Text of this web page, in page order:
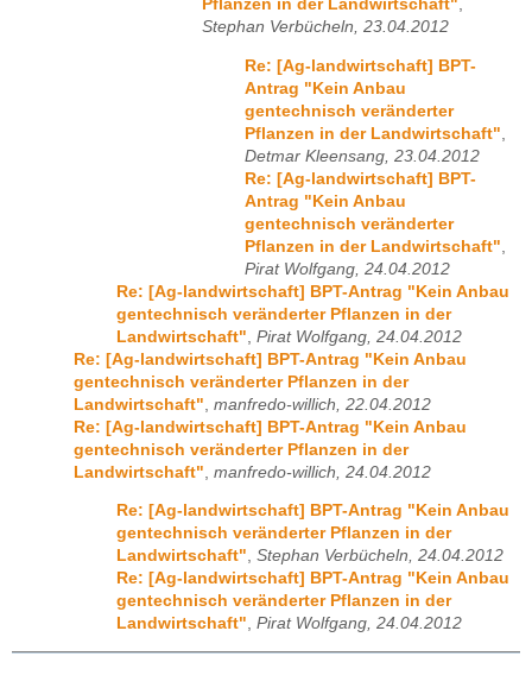
Pflanzen in der Landwirtschaft",
Stephan Verbücheln, 23.04.2012
Re: [Ag-landwirtschaft] BPT-
Antrag "Kein Anbau
gentechnisch veränderter
Pflanzen in der Landwirtschaft"
Detmar Kleensang, 23.04.2012
Re: [Ag-landwirtschaft] BPT-
Antrag "Kein Anbau
gentechnisch veränderter
Pflanzen in der Landwirtschaft"
Pirat Wolfgang, 24.04.2012
Re: [Ag-landwirtschaft] BPT-Antrag "Kein Anbau
gentechnisch veränderter Pflanzen in der
Landwirtschaft" Pirat Wolfgang, 24.04.2012
Re: [Ag-landwirtschaft] BPT-Antrag "Kein Anbau
gentechnisch veränderter Pflanzen in der
Landwirtschaft" manfredo-willich, 22.04.2012
Re: [Ag-landwirtschaft] BPT-Antrag "Kein Anbau
gentechnisch veränderter Pflanzen in der
Landwirtschaft" manfredo-willich, 24.04.2012
Re: [Ag-landwirtschaft] BPT-Antrag "Kein Anbau
gentechnisch veränderter Pflanzen in der
Landwirtschaft", Stephan Verbücheln, 24.04.2012
Re: [Ag-landwirtschaft] BPT-Antrag "Kein Anbau
gentechnisch veränderter Pflanzen in der
Landwirtschaft", Pirat Wolfgang, 24.04.2012